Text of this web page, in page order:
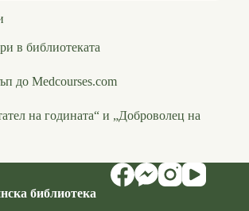
в библиотеката
до Medcourses.com
на годината“ и „Доброволец на
библиотека